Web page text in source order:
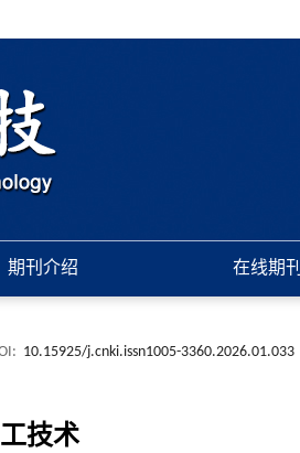
期刊介绍 在线期刊
10.15925/j.cnki.issn1005-3360.2026.01.033
技术